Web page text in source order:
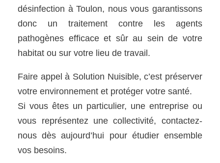
désinfection à Toulon, nous vous garantissons
donc un traitement contre les agents
pathogènes efficace et sûr au sein de votre
habitat ou sur votre lieu de travail.
Faire appel à Solution Nuisible, c’est préserver
votre environnement et protéger votre santé.
Si vous êtes un particulier, une entreprise ou
vous représentez une collectivité, contactez-
nous dès aujourd’hui pour étudier ensemble
vos besoins.